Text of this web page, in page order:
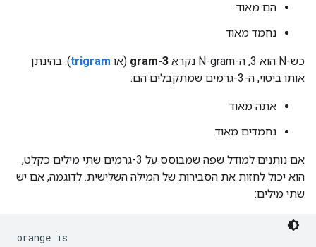
הם מאוד
נחמד מאוד
כש-N הוא 3, ה-N-gram נקרא 3-gram (או trigram). בהינתן
אותו ביטוי, ה-3-גרמים שמתקבלים הם:
אתה מאוד
נחמדים מאוד
אם נותנים למודל שפה שמבוסס על 3-גרמים שתי מילים כקלט,
הוא יכול לחזות את הסבירות של המילה השלישית. לדוגמה, אם יש
שתי מילים: